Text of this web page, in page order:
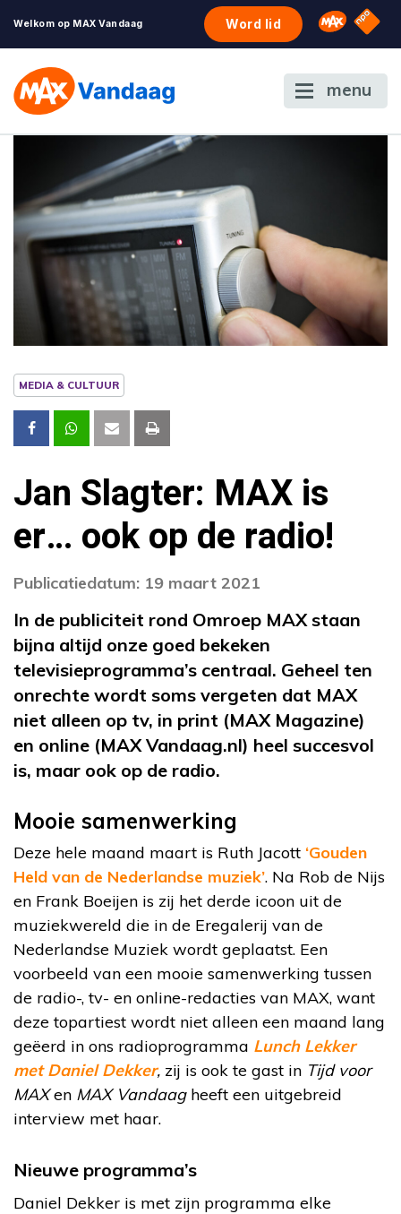
Welkom op MAX Vandaag Word lid Omroep
NPO
menu
MEDIA & CULTUUR
Jan Slagter: MAX is
er… ook op de radio!
Publicatiedatum: 19 maart 2021
In de publiciteit rond Omroep MAX staan
bijna altijd onze goed bekeken
televisieprogramma’s centraal. Geheel ten
onrechte wordt soms vergeten dat MAX
niet alleen op tv, in print (MAX Magazine)
en online (MAX Vandaag.nl) heel succesvol
is, maar ook op de radio.
Mooie samenwerking
Deze hele maand maart is Ruth Jacott ‘Gouden
Held van de Nederlandse muziek’. Na Rob de Nijs
en Frank Boeijen is zij het derde icoon uit de
muziekwereld die in de Eregalerij van de
Nederlandse Muziek wordt geplaatst. Een
voorbeeld van een mooie samenwerking tussen
de radio-, tv- en online-redacties van MAX, want
deze topartiest wordt niet alleen een maand lang
geëerd in ons radioprogramma Lunch Lekker
met Daniel Dekker, zij is ook te gast in Tijd voor
MAXen MAX Vandaagheeft een uitgebreid
interview met haar.
Nieuwe programma’s
Daniel Dekker is met zijn programma elke